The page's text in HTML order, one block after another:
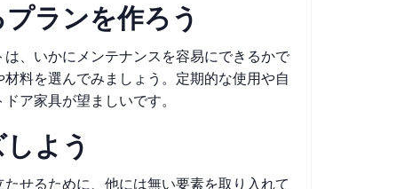
ランを作ろう
、いかにメンテナンスを容易にできるかで
料を選んでみましょう。定期的な使用や自
ア家具が望ましいです。
よう
せるために、他には無い要素を取り入れて